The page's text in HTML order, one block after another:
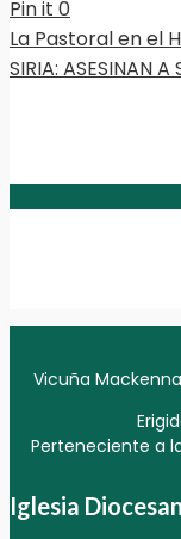
Pin it 0
La Pastoral en el
SIRIA: ASESINAN A
Vicuña
Perteneciente a
Iglesia